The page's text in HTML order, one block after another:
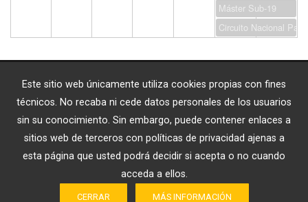
Este sitio web únicamente utiliza cookies propias con fines
técnicos. No recaba ni cede datos personales de los usuarios
sin su conocimiento. Sin embargo, puede contener enlaces a
sitios web de terceros con políticas de privacidad ajenas a
esta página que usted podrá decidir si acepta o no cuando
acceda a ellos.
CERRAR MÁS INFORMACIÓN
Máster Sub-19
Circuito Nacional
ENLACES EXTERNOS